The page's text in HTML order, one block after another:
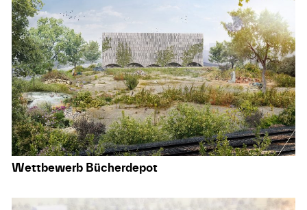
Wettbewerb Bücherdepot